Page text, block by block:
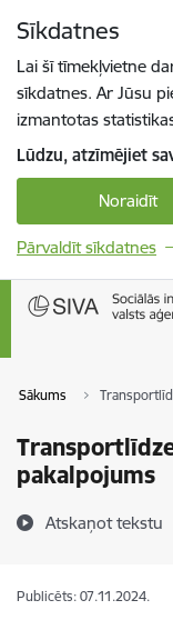
Sīkdatnes
Lai šī tīmekļvietne
sīkdatnes. Ar Jūsu
izmantotas
Lūdzu, atzīmējiet
Noraidīt
Pārvaldīt sīkdatnes
Sākums
pakalpojums
Atskaņot tekstu
Publicēts: 07.11.2024.